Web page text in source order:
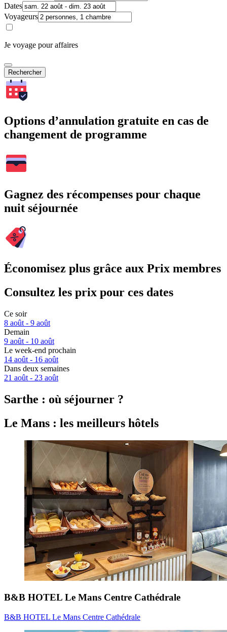
Dates
Voyageurs
Je voyage pour affaires
Rechercher
Options d’annulation gratuite en cas de
changement de programme
Gagnez des récompenses pour chaque
nuit séjournée
Économisez plus grâce aux Prix membres
Consultez les prix pour ces dates
Ce soir
8 août - 9 août
Demain
9 août - 10 août
Le week-end prochain
14 août - 16 août
Dans deux semaines
21 août - 23 août
Sarthe : où séjourner ?
Le Mans : les meilleurs hôtels
B&B HOTEL Le Mans Centre Cathédrale
B&B HOTEL Le Mans Centre Cathédrale